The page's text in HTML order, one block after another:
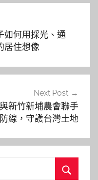
如何用採光、通
居住想像
Next Post
新竹新埔農會聯手
線，守護台灣土地